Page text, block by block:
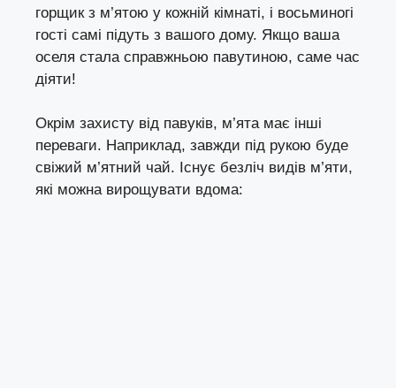
горщик з м’ятою у кожній кімнаті, і восьминогі
гості самі підуть з вашого дому. Якщо ваша
оселя стала справжньою павутиною, саме час
діяти!
Окрім захисту від павуків, м’ята має інші
переваги. Наприклад, завжди під рукою буде
свіжий м’ятний чай. Існує безліч видів м’яти,
які можна вирощувати вдома: